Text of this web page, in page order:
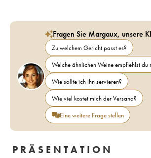
Fragen Sie Margaux, unsere
Zu welchem Gericht passt es?
Welche ähnlichen Weine empfiehlst du
Wie sollte ich ihn servieren?
Wie viel kostet mich der Versand?
Eine weitere Frage stellen
PRÄSENTATION